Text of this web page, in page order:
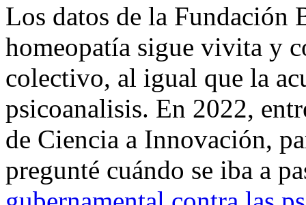
Los datos de la Fundación
homeopatía sigue vivita y
colectivo, al igual que la
psicoanalisis. En 2022,
de Ciencia a Innovación,
pregunté cuándo se iba a